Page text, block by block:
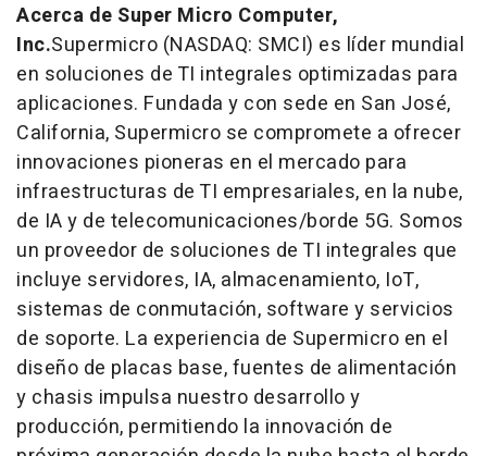
Acerca de Super Micro Computer,
Inc.Supermicro (NASDAQ: SMCI) es líder mundial
en soluciones de TI integrales optimizadas para
aplicaciones. Fundada y con sede en San José,
California, Supermicro se compromete a ofrecer
innovaciones pioneras en el mercado para
infraestructuras de TI empresariales, en la nube,
de IA y de telecomunicaciones/borde 5G. Somos
un proveedor de soluciones de TI integrales que
incluye servidores, IA, almacenamiento, IoT,
sistemas de conmutación, software y servicios
de soporte. La experiencia de Supermicro en el
diseño de placas base, fuentes de alimentación
y chasis impulsa nuestro desarrollo y
producción, permitiendo la innovación de